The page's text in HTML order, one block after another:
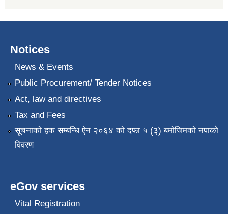
Notices
News & Events
Public Procurement/ Tender Notices
Act, law and directives
Tax and Fees
सूचनाको हक सम्बन्धि ऐन २०६४ को दफा ५ (३) बमोजिमको नपाको
विवरण
eGov services
Vital Registration